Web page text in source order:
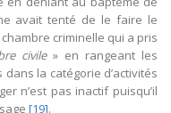
avait tenté de le faire le
criminelle qui a pris
civile» en rangeant les
dans la catégorie d’activités
n’est pas inactif puisqu’il
[19].